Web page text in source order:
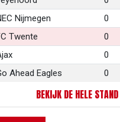
Nijmegen 0
Twente 0
0
Ahead Eagles 0
BEKIJK DE HELE STAND